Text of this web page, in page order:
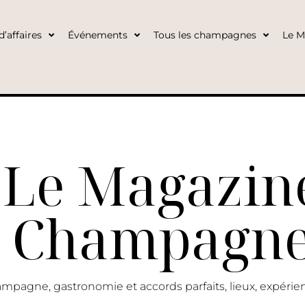
Événements Tous les champagnes Le
Le
gastronomie et accords parfaits, lieux,